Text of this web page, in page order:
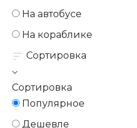
На автобусе
На кораблике
Сортировка
Сортировка
Популярное
Дешевле